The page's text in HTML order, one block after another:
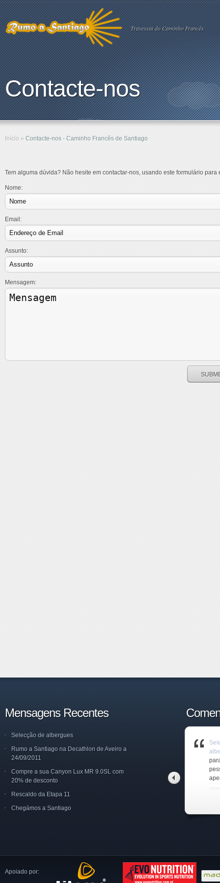
Travessia do Caminho Francês
Contacte-nos
Início » Contacte-nos - Caminho Francês de Santiago
Tem alguma dúvida? Não hesite em contactar-nos, usando este formulário para
Nome:
Email:
Assunto:
Mensagem:
Mensagens Recentes
Selecção de albergues
Rumo a Santiago na Decathlon de Aveiro a
24/09/2011
Compre a sua Canyon Lux MR 9.0SL com
20% de desconto
Rescaldo da Etapa 11
Chegámos a Santiago
albergues
um pouco confuso p
albergues
gosto em ajudá
Olá
o
Apoiado por: